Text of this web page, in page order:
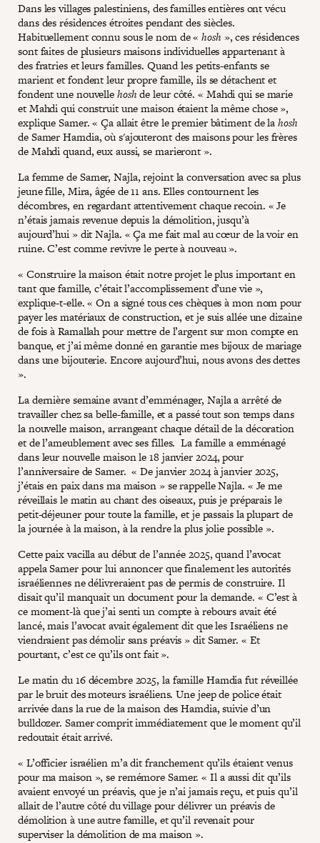
Dans les villages palestiniens, des familles entières ont vécu
dans des résidences étroites pendant des siècles.
Habituellement connu sous le nom de «hosh », ces résidences
sont faites de plusieurs maisons individuelles appartenant à
des fratries et leurs familles. Quand les petits-enfants se
marient et fondent leur propre famille, ils se détachent et
fondent une nouvellehoshde leur côté. « Mahdi qui se marie
et Mahdi qui construit une maison étaient la même chose »,
explique Samer. « Ça allait être le premier bâtiment de lahosh
de Samer Hamdia, où s'ajouteront des maisons pour les frères
de Mahdi quand, eux aussi, se marieront ».
La femme de Samer, Najla, rejoint la conversation avec sa plus
jeune fille, Mira, âgée de 11 ans. Elles contournent les
décombres, en regardant attentivement chaque recoin. « Je
n’étais jamais revenue depuis la démolition, jusqu’à
aujourd’hui » dit Najla. « Ça me fait mal au cœur de la voir en
ruine. C’est comme revivre le perte à nouveau ».
« Construire la maison était notre projet le plus important en
tant que famille, c’était l’accomplissement d’une vie »,
explique-t-elle. « On a signé tous ces chèques à mon nom pour
payer les matériaux de construction, et je suis allée une dizaine
de fois à Ramallah pour mettre de l’argent sur mon compte en
banque, et j’ai même donné en garantie mes bijoux de mariage
dans une bijouterie. Encore aujourd’hui, nous avons des dettes
».
La dernière semaine avant d’emménager, Najla a arrêté de
travailler chez sa belle-famille, et a passé tout son temps dans
la nouvelle maison, arrangeant chaque détail de la décoration
et de l’ameublement avec ses filles. La famille a emménagé
dans leur nouvelle maison le 18 janvier 2024, pour
l’anniversaire de Samer. « De janvier 2024 à janvier 2025,
j’étais en paix dans ma maison » se rappelle Najla. « Je me
réveillais le matin au chant des oiseaux, puis je préparais le
petit-déjeuner pour toute la famille, et je passais la plupart de
la journée à la maison, à la rendre la plus jolie possible ».
Cette paix vacilla au début de l’année 2025, quand l’avocat
appela Samer pour lui annoncer que finalement les autorités
israéliennes ne délivreraient pas de permis de construire. Il
disait qu’il manquait un document pour la demande. « C’est à
ce moment-là que j’ai senti un compte à rebours avait été
lancé, mais l’avocat avait également dit que les Israéliens ne
viendraient pas démolir sans préavis » dit Samer. « Et
pourtant, c’est ce qu’ils ont fait ».
Le matin du 16 décembre 2025, la famille Hamdia fut réveillée
par le bruit des moteurs israéliens. Une jeep de police était
arrivée dans la rue de la maison des Hamdia, suivie d’un
bulldozer. Samer comprit immédiatement que le moment qu’il
redoutait était arrivé.
« L’officier israélien m’a dit franchement qu’ils étaient venus
pour ma maison », se remémore Samer. « Il a aussi dit qu’ils
avaient envoyé un préavis, que je n’ai jamais reçu, et puis qu’il
allait de l’autre côté du village pour délivrer un préavis de
démolition à une autre famille, et qu’il revenait pour
superviser la démolition de ma maison ».